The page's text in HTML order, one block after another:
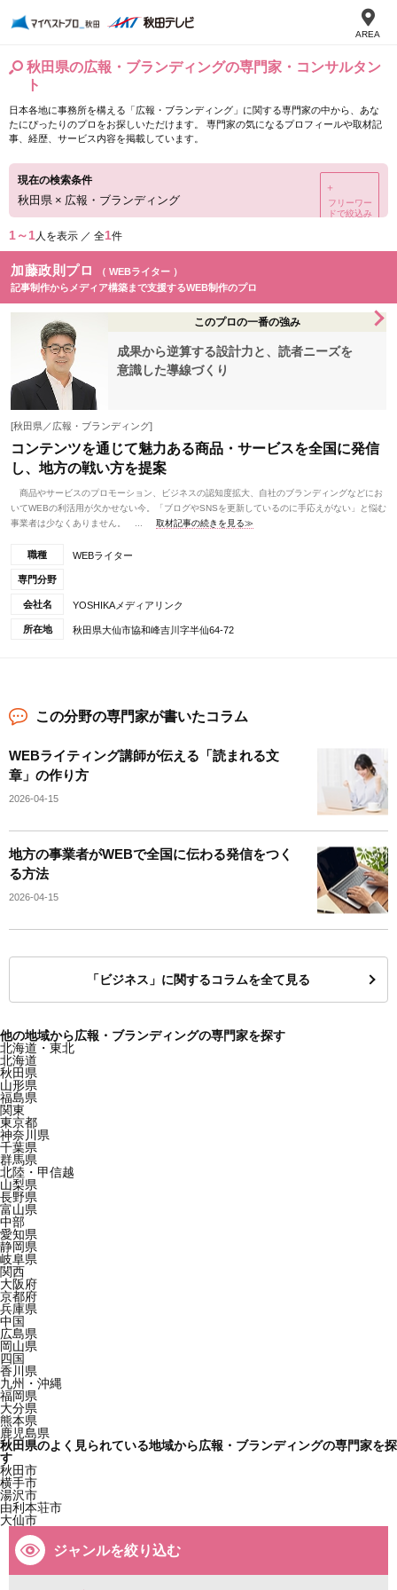
AREA
秋田県の広報・ブランディングの専門家・コンサルタン
ト
日本各地に事務所を構える「広報・ブランディング」に関する専門家の中から、あな
たにぴったりのプロをお探しいただけます。 専門家の気になるプロフィールや取材記
事、経歴、サービス内容を掲載しています。
現在の検索条件
秋田県 × 広報・ブランディング
＋
フリーワー
ドで絞込み
1～1人を表示 ／ 全1件
加藤政則プロ
（ WEBライター ）
記事制作からメディア構築まで支援するWEB制作のプロ
このプロの一番の強み
成果から逆算する設計力と、読者ニーズを
意識した導線づくり
[秋田県／広報・ブランディング]
コンテンツを通じて魅力ある商品・サービスを全国に発信
し、地方の戦い方を提案
商品やサービスのプロモーション、ビジネスの認知度拡大、自社のブランディングなどにお
いてWEBの利活用が欠かせない今。「ブログやSNSを更新しているのに手応えがない」と悩む
事業者は少なくありません。 ...
取材記事の続きを見る≫
職種 WEBライター
専門分野
会社名 YOSHIKAメディアリンク
所在地 秋田県大仙市協和峰吉川字半仙64-72
この分野の専門家が書いたコラム
WEBライティング講師が伝える「読まれる文
章」の作り方
2026-04-15
地方の事業者がWEBで全国に伝わる発信をつく
る方法
2026-04-15
「ビジネス」に関するコラムを全て見る
他の地域から広報・ブランディングの専門家を探す
北海道・東北
北海道
秋田県
山形県
福島県
関東
東京都
神奈川県
千葉県
群馬県
北陸・甲信越
山梨県
長野県
富山県
中部
愛知県
静岡県
岐阜県
関西
大阪府
京都府
兵庫県
中国
広島県
岡山県
四国
香川県
九州・沖縄
福岡県
大分県
熊本県
鹿児島県
秋田県のよく見られている地域から広報・ブランディングの専門家を探
す
秋田市
横手市
湯沢市
由利本荘市
大仙市
ジャンルを絞り込む